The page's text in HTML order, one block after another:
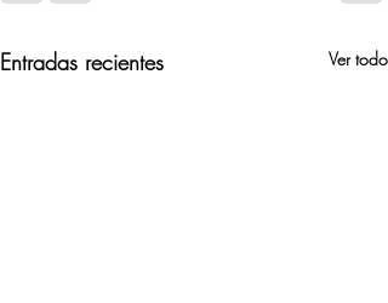
Entradas recientes Ver todo